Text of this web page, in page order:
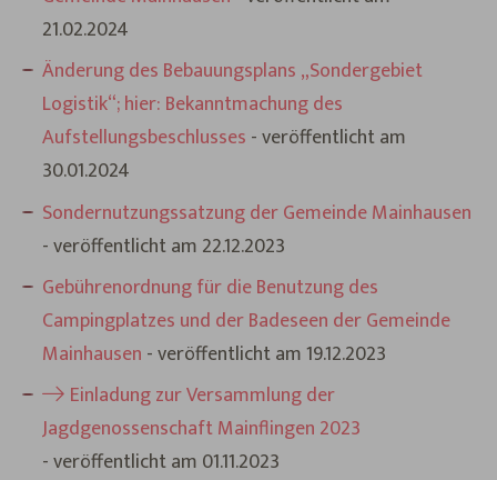
21.02.2024
Änderung des Bebauungsplans „Sondergebiet
Logistik“; hier: Bekanntmachung des
Aufstellungsbeschlusses - veröffentlicht am
30.01.2024
Sondernutzungssatzung der Gemeinde Mainhausen
- veröffentlicht am 22.12.2023
Gebührenordnung für die Benutzung des
Campingplatzes und der Badeseen der Gemeinde
Mainhausen - veröffentlicht am 19.12.2023
Einladung zur Versammlung der
Jagdgenossenschaft Mainflingen 2023
- veröffentlicht am 01.11.2023